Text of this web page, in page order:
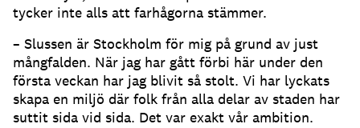
tycker inte alls att farhågorna stämmer.
– Slussen är Stockholm för mig på grund av just
mångfalden. När jag har gått förbi här under den
första veckan har jag blivit så stolt. Vi har lyckats
skapa en miljö där folk från alla delar av staden har
suttit sida vid sida. Det var exakt vår ambition.